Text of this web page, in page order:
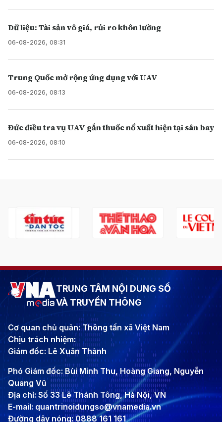
Dữ liệu: Tài sản vô giá, rủi ro khôn lường
06-08-2026, 08:31
Trung Quốc mở rộng ứng dụng với UAV
06-08-2026, 08:13
Đức điều tra vụ UAV gắn thuốc nổ xuất hiện tại sân bay
06-08-2026, 08:10
TRUNG TÂM NỘI DUNG SỐ
VÀ TRUYỀN THÔNG
Cơ quan chủ quản: Thông tấn xã Việt Nam
Chịu trách nhiệm:
Giám đốc: Lê Xuân Thành
Phó Giám đốc: Bùi Minh Thu, Hoàng Giang, Nguyễn
Quang Vũ
Địa chỉ: Số 33 Lê Thánh Tông, Hà Nội, VN
E-mail: quantrinoidungso@vnamedia.vn
Đường dây nóng: 0888 161 161